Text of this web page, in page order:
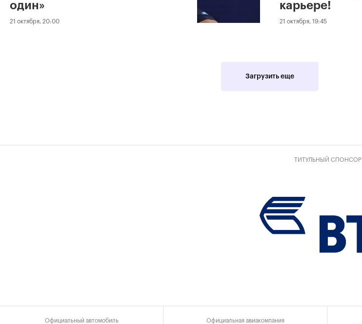
один»
21 октября, 20:00
карьере!
21 октября, 19:45
Загрузить еще
ТИТУЛЬНЫЙ СПОНСОР
Официальный автомобиль Официальная авиакомпания